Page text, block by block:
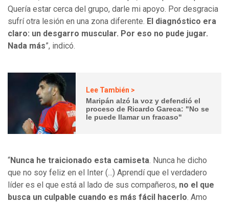
Quería estar cerca del grupo, darle mi apoyo. Por desgracia
sufrí otra lesión en una zona diferente. El diagnóstico era
claro: un desgarro muscular. Por eso no pude jugar.
Nada más”, indicó.
Lee También >
Maripán alzó la voz y defendió el
proceso de Ricardo Gareca: "No se
le puede llamar un fracaso"
“Nunca he traicionado esta camiseta. Nunca he dicho
que no soy feliz en el Inter (...) Aprendí que el verdadero
líder es el que está al lado de sus compañeros, no el que
busca un culpable cuando es más fácil hacerlo. Amo